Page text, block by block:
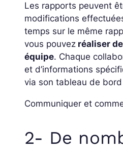
Les rapports peuvent
modifications
temps sur le même
vous pouvez réaliser
équipe. Chaque
et d’informations
via son tableau de
Communiquer et
2- De